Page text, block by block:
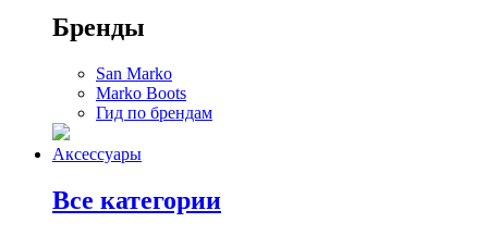
Бренды
San Marko
Marko Boots
Гид по брендам
Аксессуары
Все категории